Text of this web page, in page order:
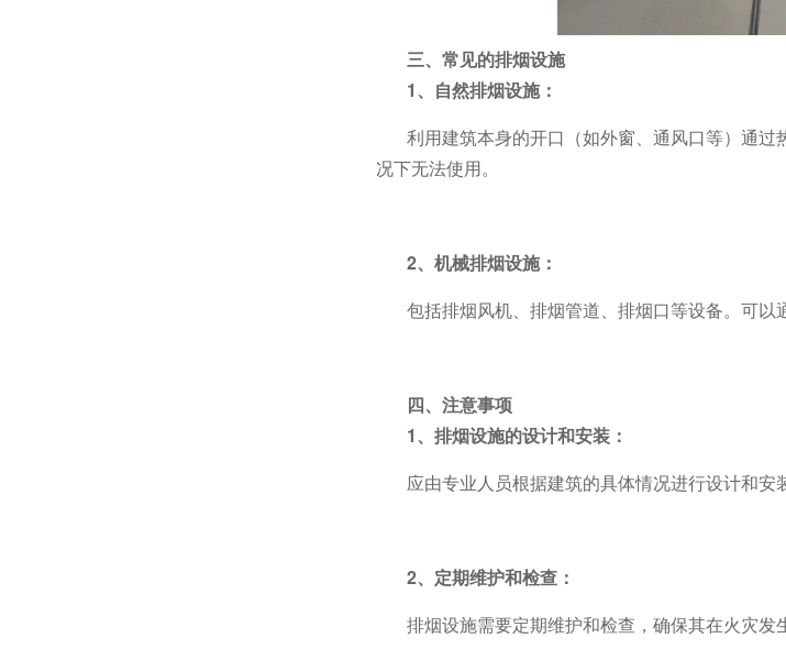
三、常见的排烟设施
1、自然排烟设施：
利用建筑本身的开口（如外窗、通风口等）通
况下无法使用。
2、机械排烟设施：
包括排烟风机、排烟管道、排烟口等设备。可以
四、注意事项
1、排烟设施的设计和安装：
应由专业人员根据建筑的具体情况进行设计和安
2、定期维护和检查：
排烟设施需要定期维护和检查，确保其在火灾发